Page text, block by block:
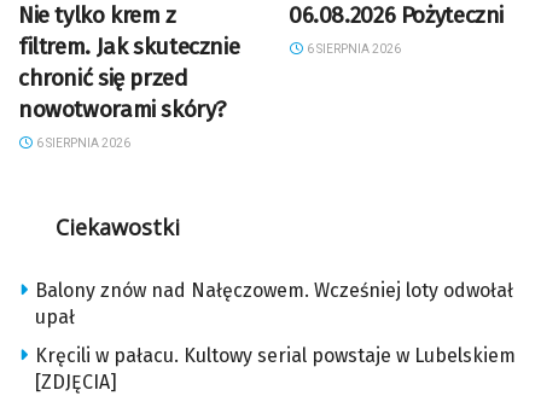
Nie tylko krem z
filtrem. Jak skutecznie
chronić się przed
nowotworami skóry?
6 SIERPNIA 2026
06.08.2026 Pożyteczni
6 SIERPNIA 2026
Ciekawostki
Balony znów nad Nałęczowem. Wcześniej loty odwołał
upał
Kręcili w pałacu. Kultowy serial powstaje w Lubelskiem
[ZDJĘCIA]